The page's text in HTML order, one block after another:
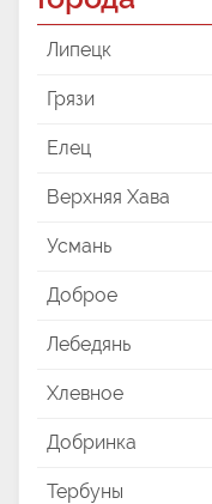
Липецк
Грязи
Елец
Верхняя Хава
Усмань
Доброе
Лебедянь
Хлевное
Добринка
Тербуны